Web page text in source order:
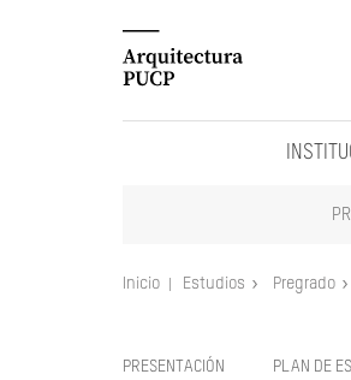
Inicio Estudios Pregrado
PRESENTACIÓN PLAN DE